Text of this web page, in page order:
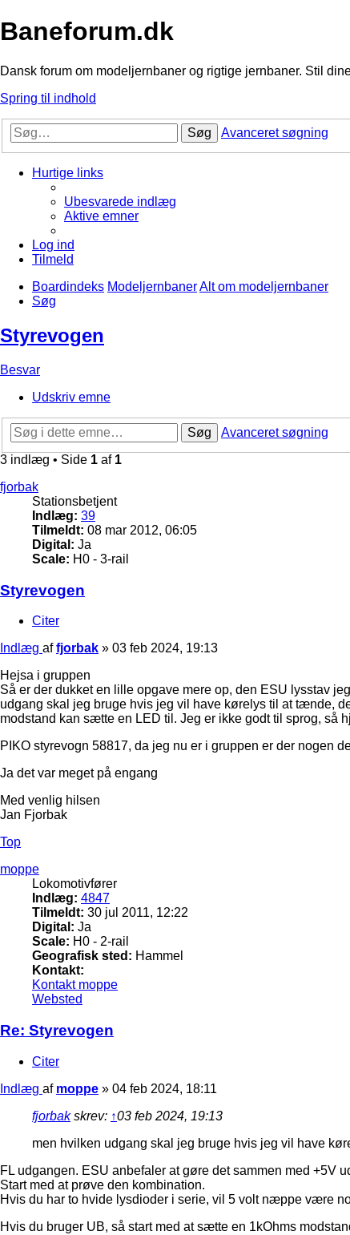
Baneforum.dk
Dansk forum om modeljernbaner og rigtige jernbaner. Stil
Spring til indhold
Søg Avanceret søgning
Hurtige links
Ubesvarede indlæg
Aktive emner
Log ind
Tilmeld
Boardindeks ModeljernbanerAlt om modeljernbaner
Søg
Styrevogen
Besvar
Udskriv emne
Søg
Avanceret søgning
3 indlæg • Side 1 af 1
fjorbak
Stationsbetjent
Indlæg: 39
Tilmeldt: 08 mar 2012, 06:05
Digital: Ja
Scale: H0 - 3-rail
Styrevogen
Citer
Indlæg affjorbak » 03 feb 2024, 19:13
Hejsa i gruppen
Så er der dukket en lille opgave mere op, den ESU lysstav
udgang skal jeg bruge hvis jeg vil have kørelys til at tænde,
modstand kan sætte en LED til. Jeg er ikke godt til sprog, så
PIKO styrevogn 58817, da jeg nu er i gruppen er der nogen
Ja det var meget på engang
Med venlig hilsen
Jan Fjorbak
Top
moppe
Lokomotivfører
Indlæg: 4847
Tilmeldt: 30 jul 2011, 12:22
Digital: Ja
Scale: H0 - 2-rail
Geografisk sted: Hammel
Kontakt:
Kontakt moppe
Websted
Re: Styrevogen
Citer
Indlæg af moppe » 04 feb 2024, 18:11
fjorbakskrev: ↑03 feb 2024, 19:13
men hvilken udgang skal jeg bruge hvis jeg vil have
FL udgangen. ESU anbefaler at gøre det sammen med +5V
Start med at prøve den kombination.
Hvis du har to hvide lysdioder i serie, vil 5 volt næppe være
Hvis du bruger UB, så start med at sætte en 1kOhms